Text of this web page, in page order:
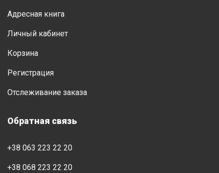
Адресная книга
Личный кабинет
Корзина
Регистрация
Отслеживание заказа
Обратная связь
+38 063 223 22 20
+38 068 223 22 20